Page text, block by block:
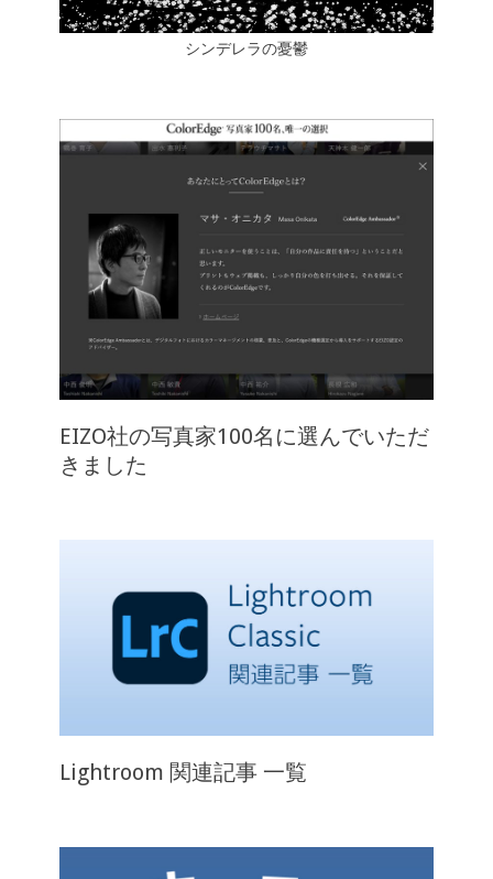
シンデレラの憂鬱
EIZO社の写真家100名に選んでいただ
きました
Lightroom 関連記事 一覧